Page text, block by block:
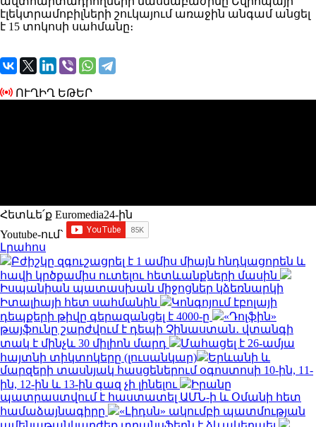
էլեկտրամոբիլների շուկայում առաջին անգամ անցել
է 15 տոկոսի սահմանը։
ՈՒՂԻՂ ԵԹԵՐ
Հետևե՛ք Euromedia24-ին
Youtube-ում`
Լրահոս
Բժիշկը զգուշացրել է 1 ամիս միայն հնդկացորեն և
հավի կրծքամիս ուտելու հետևանքների մասին
Իսպանիան պատասխան միջոցներ կձեռնարկի
Իտալիայի հետ սահմանին
Կոնգոյում էբոլայի
դեպքերի թիվը գերազանցել է 4000-ը
«Դոլֆին»
թայֆունը շարժվում է դեպի Չինաստան․ վտանգի
տակ է մինչև 30 միլիոն մարդ
Մահացել է 26-ամյա
հայտնի տիկտոկերը (լուսանկար)
Երևանի և
մարզերի տասնյակ հասցեներում օգոստոսի 10-ին, 11-
ին, 12-ին և 13-ին գազ չի լինելու
Իրանը
պատրաստվում է հաստատել ԱՄՆ-ի և Օմանի հետ
համաձայնագիրը
«Լիդսն» ակումբի պատմության